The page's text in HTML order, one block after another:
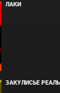
ЛАКИ
ЗАКУЛИСЬЕ